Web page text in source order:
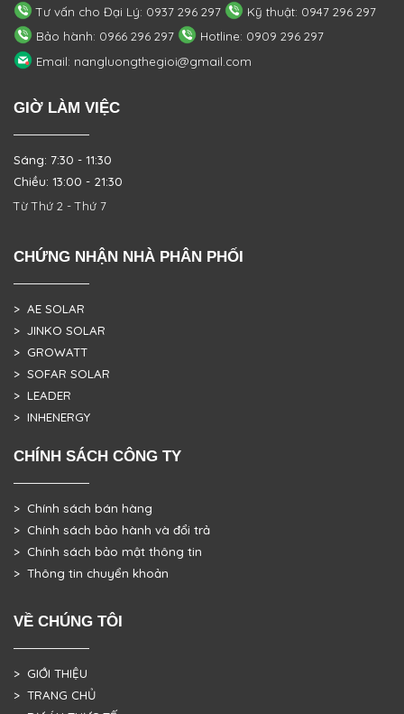
Tư vấn cho Đại Lý: 0937 296 297
Kỹ thuật: 0947 296 297
Bảo hành: 0966 296 297
Hotline: 0909 296 297
Email: nangluongthegioi@gmail.com
GIỜ LÀM VIỆC
Sáng: 7:30 - 11:30
Chiều: 13:00 - 21:30
Từ Thứ 2 - Thứ 7
CHỨNG NHẬN NHÀ PHÂN PHỐI
> AE SOLAR
> JINKO SOLAR
> GROWATT
> SOFAR SOLAR
> LEADER
> INHENERGY
CHÍNH SÁCH CÔNG TY
> Chính sách bán hàng
> Chính sách bảo hành và đổi trả
> Chính sách bảo mật thông tin
> Thông tin chuyển khoản
VỀ CHÚNG TÔI
> GIỚI THIỆU
> TRANG CHỦ